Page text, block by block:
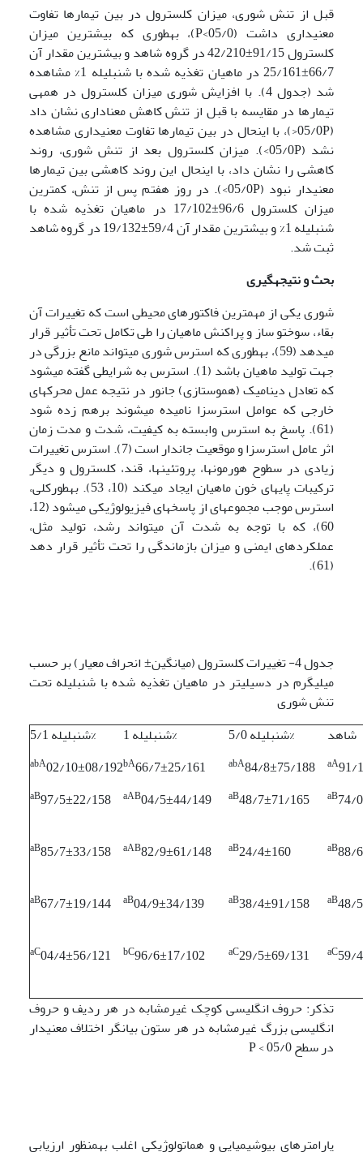
قبل از تنش شوری، میزان کلسترول در بین تیمارها تفاوت
معنی­داری داشت (05/0>P)، به­طوری که بیشترین میزان
کلسترول 91/15±42/210 در گروه شاهد و بیشترین مقدار آن
66/7±25/161 در ماهیان تغذیه شده با شنبلیله 1% مشاهده
شد (جدول 4). با افزایش شوری میزان کلسترول در همه­ی
تیمارها در مقایسه با قبل از تنش کاهش معناداری نشان داد
(05/0P<)، با این­حال در بین تیمارها تفاوت معنی­داری مشاهده
نشد (05/0P>). میزان کلسترول بعد از تنش شوری، روند
کاهشی را نشان داد، با این­حال این روند کاهشی بین تیمارها
معنی­دار نبود (05/0P>). در روز هفتم پس از تنش، کمترین
میزان کلسترول 96/6±17/102 در ماهیان تغذیه شده با
شنبلیله 1% و بیشترین مقدار آن 59/4±19/132 در گروه شاهد
ثبت شد.
بحث و نتیجه­گیری
شوری یکی از مهم­ترین فاکتورهای محیطی است که تغییرات آن
بقاء، سوخت­و ساز و پراکنش ماهیان را طی تکامل تحت تأثیر قرار
می­دهد (59)، به­طوری که استرس شوری می­تواند مانع بزرگی در
جهت تولید ماهیان باشد (1). استرس به شرایطی گفته می­شود
که تعادل دینامیک (هموستازی) جانور در نتیجه عمل محرک­های
خارجی که عوامل استرس­زا نامیده می­شوند برهم زده شود
(61). پاسخ به استرس وابسته به کیفیت، شدت و مدت زمان
اثر عامل استرس­زا و موقعیت جاندار است (7). استرس تغییرات
زیادی در سطوح هورمون­ها، پروتئین­ها، قند، کلسترول و دیگر
ترکیبات پایه­ای خون ماهیان ایجاد می­کند (10، 53). به­طور­کلی،
استرس موجب مجموعه­ای از پاسخ­های فیزیولوژیکی می­شود (12،
60)، که با توجه به شدت آن می­تواند رشد، تولید مثل،
عملکردهای ایمنی و میزان بازماندگی را تحت تأثیر قرار دهد
(61).
جدول 4- تغییرات کلسترول (میانگین± انحراف معیار) بر حسب
میلی­گرم در دسی­لیتر در ماهیان تغذیه شده با شنبلیله تحت
تنش شوری
شنبلیله 5/1%
شنبلیله 1% شنبلیله 5/0% شاهد
abA02/10±08/192bA66/7±25/161 abA84/8±75/188 aA91/
aB97/5±22/158 aAB04/5±44/149 aB48/7±71/165 aB74/
aB85/7±33/158 aAB82/9±61/148 aB24/4±160 aB88/
aB67/7±19/144 aB04/9±34/139 aB38/4±91/158 aB48/
aC04/4±56/121 bC96/6±17/102 aC29/5±69/131 aC59/
تذکر: حروف انگلیسی کوچک غیرمشابه در هر ردیف و حروف
انگلیسی بزرگ غیرمشابه در هر ستون بیانگر اختلاف معنی­دار
در سطح 05/0 > P
پارامترهای بیوشیمیایی و هماتولوژیکی اغلب به­منظور ارزیابی